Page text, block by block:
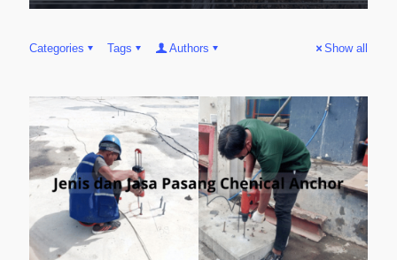
Categories Tags Authors Show all